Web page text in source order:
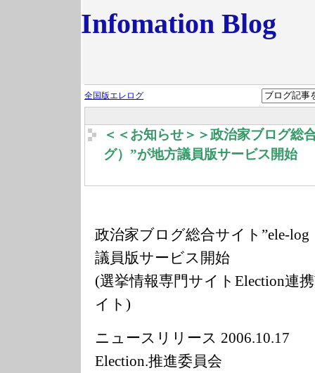
Infomation Blog
全国版エレログ
＜＜お知らせ＞＞政治家ブログ総
グ）”が地方議員版サービス開始
政治家ブログ総合サイト”ele-
議員版サービス開始
(選挙情報専門サイトElection連
イト)
ニュースリリース
Election.推進委員会